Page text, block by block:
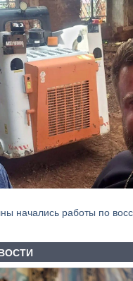
начались работы по